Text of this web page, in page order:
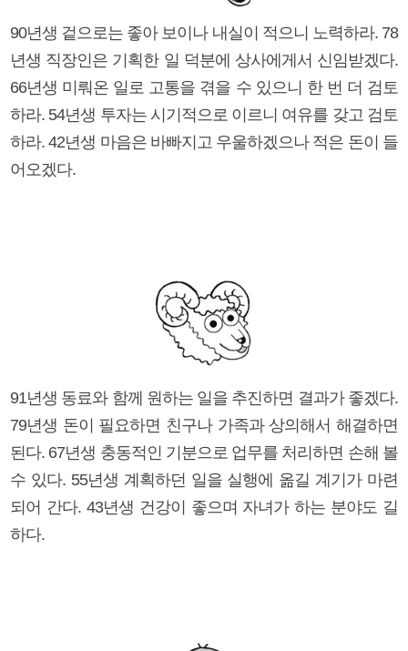
90년생 겉으로는 좋아 보이나 내실이 적으니 노력하라. 78
년생 직장인은 기획한 일 덕분에 상사에게서 신임받겠다.
66년생 미뤄온 일로 고통을 겪을 수 있으니 한 번 더 검토
하라. 54년생 투자는 시기적으로 이르니 여유를 갖고 검토
하라. 42년생 마음은 바빠지고 우울하겠으나 적은 돈이 들
어오겠다.
91년생 동료와 함께 원하는 일을 추진하면 결과가 좋겠다.
79년생 돈이 필요하면 친구나 가족과 상의해서 해결하면
된다. 67년생 충동적인 기분으로 업무를 처리하면 손해 볼
수 있다. 55년생 계획하던 일을 실행에 옮길 계기가 마련
되어 간다. 43년생 건강이 좋으며 자녀가 하는 분야도 길
하다.